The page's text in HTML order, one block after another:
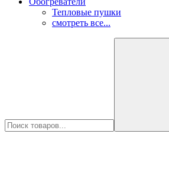
Тепловые пушки
смотреть все...